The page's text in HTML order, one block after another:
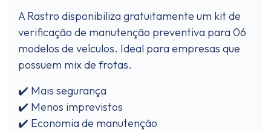
A Rastro disponibiliza gratuitamente um kit de
verificação de manutenção preventiva para 06
modelos de veículos. Ideal para empresas que
possuem mix de frotas.
✔️ Mais segurança
✔️ Menos imprevistos
✔️ Economia de manutenção